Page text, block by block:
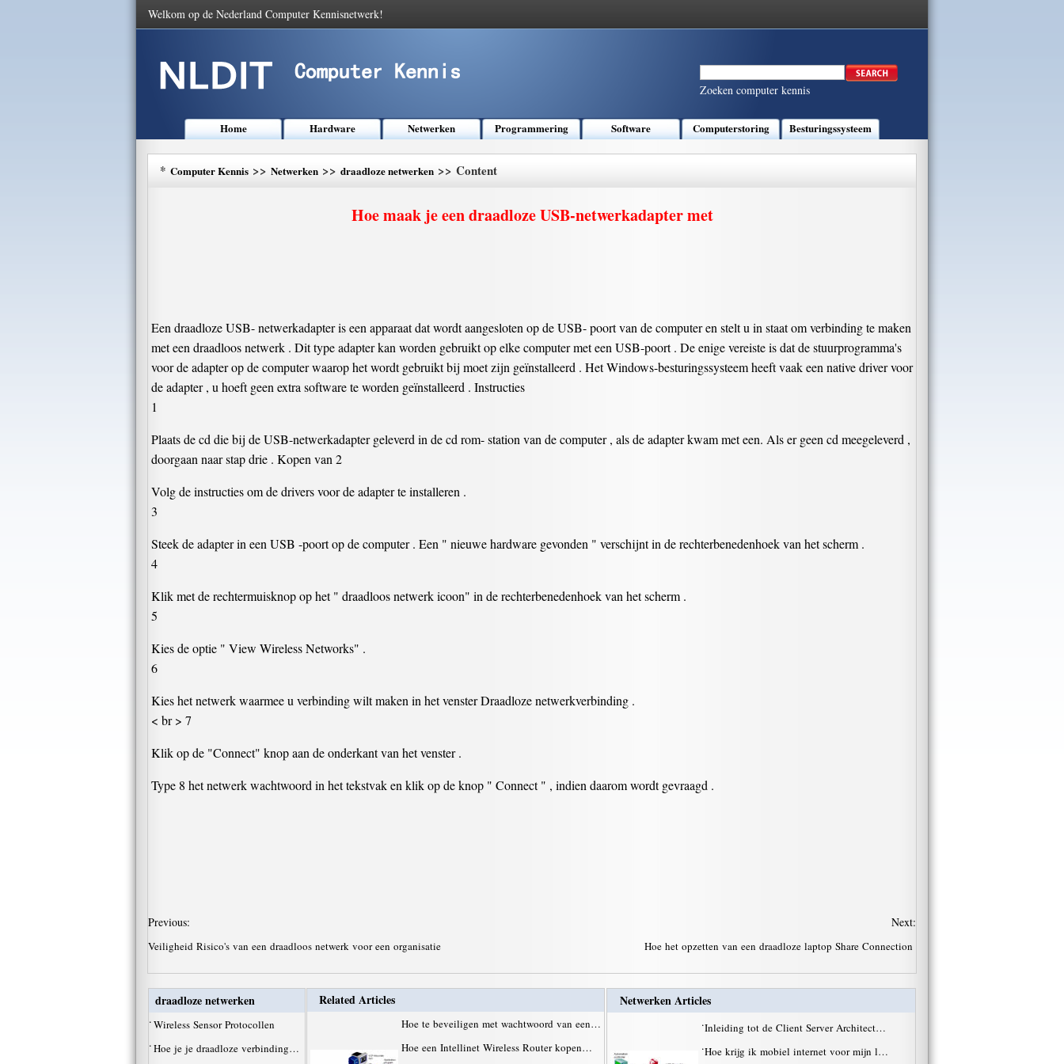
Welkom op de Nederland Computer Kennisnetwerk!
Zoeken computer kennis
Home Hardware Netwerken Programmering Software Computerstoring Besturingssysteem
* Computer Kennis >> Netwerken >> draadloze netwerken >> Content
Hoe maak je een draadloze USB-netwerkadapter met
Een draadloze USB- netwerkadapter is een apparaat dat wordt aangesloten op de USB- poort van de computer en stelt u in staat om verbinding te maken
met een draadloos netwerk . Dit type adapter kan worden gebruikt op elke computer met een USB-poort . De enige vereiste is dat de stuurprogramma's
voor de adapter op de computer waarop het wordt gebruikt bij moet zijn geïnstalleerd . Het Windows-besturingssysteem heeft vaak een native driver voor
de adapter , u hoeft geen extra software te worden geïnstalleerd . Instructies
1
Plaats de cd die bij de USB-netwerkadapter geleverd in de cd rom- station van de computer , als de adapter kwam met een. Als er geen cd meegeleverd ,
doorgaan naar stap drie . Kopen van 2
Volg de instructies om de drivers voor de adapter te installeren .
3
Steek de adapter in een USB -poort op de computer . Een " nieuwe hardware gevonden " verschijnt in de rechterbenedenhoek van het scherm .
4
Klik met de rechtermuisknop op het " draadloos netwerk icoon" in de rechterbenedenhoek van het scherm .
5
Kies de optie " View Wireless Networks" .
6
Kies het netwerk waarmee u verbinding wilt maken in het venster Draadloze netwerkverbinding .
< br > 7
Klik op de "Connect" knop aan de onderkant van het venster .
Type 8 het netwerk wachtwoord in het tekstvak en klik op de knop " Connect " , indien daarom wordt gevraagd .
Previous:
Veiligheid Risico's van een draadloos netwerk voor een organisatie
Next:
Hoe het opzetten van een draadloze laptop Share Connection
draadloze netwerken
·Wireless Sensor Protocollen
·Hoe je je draadloze verbinding…
Related Articles
Hoe te beveiligen met wachtwoord van een…
Hoe een Intellinet Wireless Router kopen…
Netwerken Articles
·Inleiding tot de Client Server Architect…
·Hoe krijg ik mobiel internet voor mijn l…